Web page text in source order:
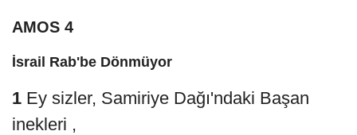
AMOS 4
İsrail Rab'be Dönmüyor
1 Ey sizler, Samiriye Dağı'ndaki Başan
inekleri ,